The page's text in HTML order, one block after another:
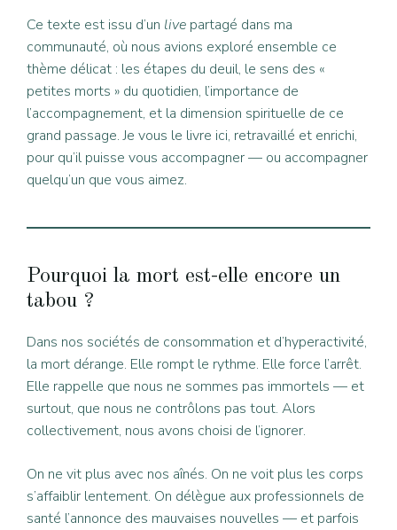
Ce texte est issu d’un live partagé dans ma
communauté, où nous avions exploré ensemble ce
thème délicat : les étapes du deuil, le sens des «
petites morts » du quotidien, l’importance de
l’accompagnement, et la dimension spirituelle de ce
grand passage. Je vous le livre ici, retravaillé et enrichi,
pour qu’il puisse vous accompagner — ou accompagner
quelqu’un que vous aimez.
Pourquoi la mort est-elle encore un
tabou ?
Dans nos sociétés de consommation et d’hyperactivité,
la mort dérange. Elle rompt le rythme. Elle force l’arrêt.
Elle rappelle que nous ne sommes pas immortels — et
surtout, que nous ne contrôlons pas tout. Alors
collectivement, nous avons choisi de l’ignorer.
On ne vit plus avec nos aînés. On ne voit plus les corps
s’affaiblir lentement. On délègue aux professionnels de
santé l’annonce des mauvaises nouvelles — et parfois